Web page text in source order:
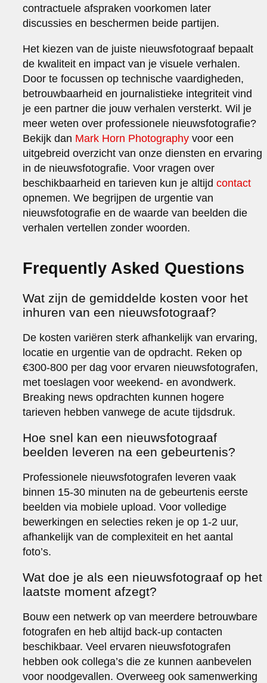
contractuele afspraken voorkomen later
discussies en beschermen beide partijen.
Het kiezen van de juiste nieuwsfotograaf bepaalt
de kwaliteit en impact van je visuele verhalen.
Door te focussen op technische vaardigheden,
betrouwbaarheid en journalistieke integriteit vind
je een partner die jouw verhalen versterkt. Wil je
meer weten over professionele nieuwsfotografie?
Bekijk dan Mark Horn Photography voor een
uitgebreid overzicht van onze diensten en ervaring
in de nieuwsfotografie. Voor vragen over
beschikbaarheid en tarieven kun je altijdcontact
opnemen. We begrijpen de urgentie van
nieuwsfotografie en de waarde van beelden die
verhalen vertellen zonder woorden.
Frequently Asked Questions
Wat zijn de gemiddelde kosten voor het
inhuren van een nieuwsfotograaf?
De kosten variëren sterk afhankelijk van ervaring,
locatie en urgentie van de opdracht. Reken op
€300-800 per dag voor ervaren nieuwsfotografen,
met toeslagen voor weekend- en avondwerk.
Breaking news opdrachten kunnen hogere
tarieven hebben vanwege de acute tijdsdruk.
Hoe snel kan een nieuwsfotograaf
beelden leveren na een gebeurtenis?
Professionele nieuwsfotografen leveren vaak
binnen 15-30 minuten na de gebeurtenis eerste
beelden via mobiele upload. Voor volledige
bewerkingen en selecties reken je op 1-2 uur,
afhankelijk van de complexiteit en het aantal
foto’s.
Wat doe je als een nieuwsfotograaf op het
laatste moment afzegt?
Bouw een netwerk op van meerdere betrouwbare
fotografen en heb altijd back-up contacten
beschikbaar. Veel ervaren nieuwsfotografen
hebben ook collega’s die ze kunnen aanbevelen
voor noodgevallen. Overweeg ook samenwerking